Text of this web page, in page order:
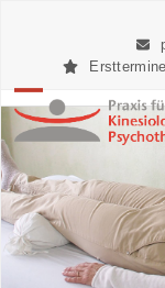
Open
menu
Close
menu